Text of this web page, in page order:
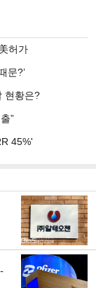
허가
문?’
현황은?
”
45%'